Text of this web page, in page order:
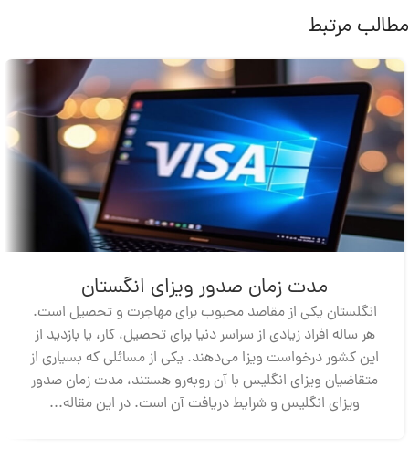
مطالب مرتبط
مدت زمان صدور ویزای انگستان
انگلستان یکی از مقاصد محبوب برای مهاجرت و تحصیل است.
هر ساله افراد زیادی از سراسر دنیا برای تحصیل، کار، یا بازدید از
این کشور درخواست ویزا می‌دهند. یکی از مسائلی که بسیاری از
متقاضیان ویزای انگلیس با آن روبه‌رو هستند، مدت زمان صدور
ویزای انگلیس و شرایط دریافت آن است. در این مقاله...